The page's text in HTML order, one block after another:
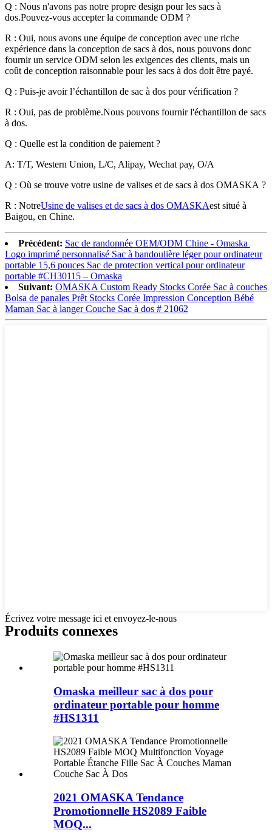
Q : Nous n'avons pas notre propre design pour les sacs à
dos.Pouvez-vous accepter la commande ODM ?
R : Oui, nous avons une équipe de conception avec une riche
expérience dans la conception de sacs à dos, nous pouvons donc
fournir un service ODM selon les exigences des clients, mais un
coût de conception raisonnable pour les sacs à dos doit être payé.
Q : Puis-je avoir l’échantillon de sac à dos pour vérification ?
R : Oui, pas de problème.Nous pouvons fournir l'échantillon de sacs
à dos.
Q : Quelle est la condition de paiement ?
A: T/T, Western Union, L/C, Alipay, Wechat pay, O/A
Q : Où se trouve votre usine de valises et de sacs à dos OMASKA ?
R : NotreUsine de valises et de sacs à dos OMASKAest situé à
Baigou, en Chine.
Précédent: Sac de randonnée OEM/ODM Chine - Omaska ​​
Logo imprimé personnalisé Sac à bandoulière léger pour ordinateur
portable 15,6 pouces Sac de protection vertical pour ordinateur
portable #CH30115 – Omaska
Suivant: OMASKA Custom Ready Stocks Corée Sac à couches
Bolsa de panales Prêt Stocks Corée Impression Conception Bébé
Maman Sac à langer Couche Sac à dos # 21062
Écrivez votre message ici et envoyez-le-nous
Produits connexes
Omaska ​​meilleur sac à dos pour
ordinateur portable pour homme
#HS1311
2021 OMASKA Tendance
Promotionnelle HS2089 Faible
MOQ...